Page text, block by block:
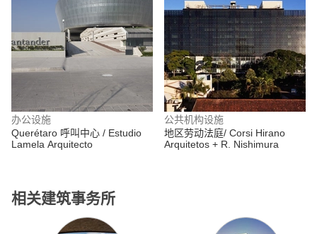
办公设施
Querétaro 呼叫中心 / Estudio
Lamela Arquitecto
公共机构设施
地区劳动法庭/ Corsi Hirano
Arquitetos + R. Nishimura
相关建筑事务所